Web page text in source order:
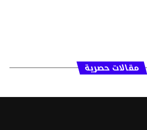
مقالات حصرية